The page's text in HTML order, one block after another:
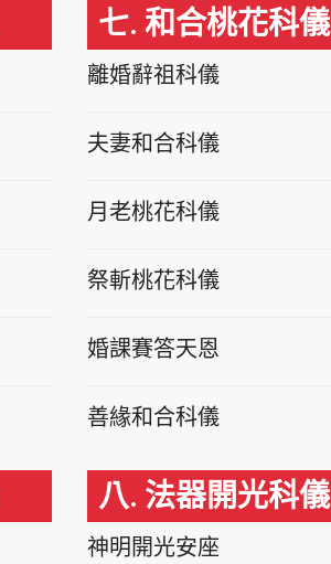
七. 和合桃花科儀
離婚辭祖科儀
夫妻和合科儀
月老桃花科儀
祭斬桃花科儀
婚課賽答天恩
善緣和合科儀
八. 法器開光科儀
神明開光安座